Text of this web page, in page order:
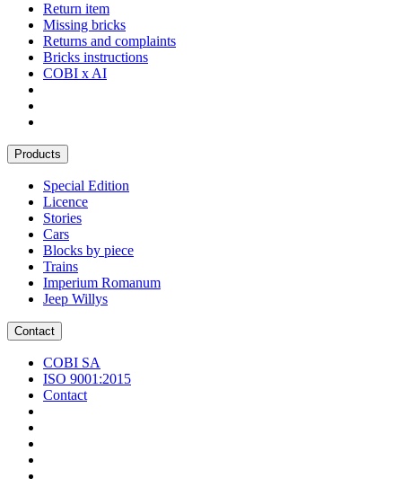
Return item
Missing bricks
Returns and complaints
Bricks instructions
COBI x AI
Products
Special Edition
Licence
Stories
Cars
Blocks by piece
Trains
Imperium Romanum
Jeep Willys
Contact
COBI SA
ISO 9001:2015
Contact